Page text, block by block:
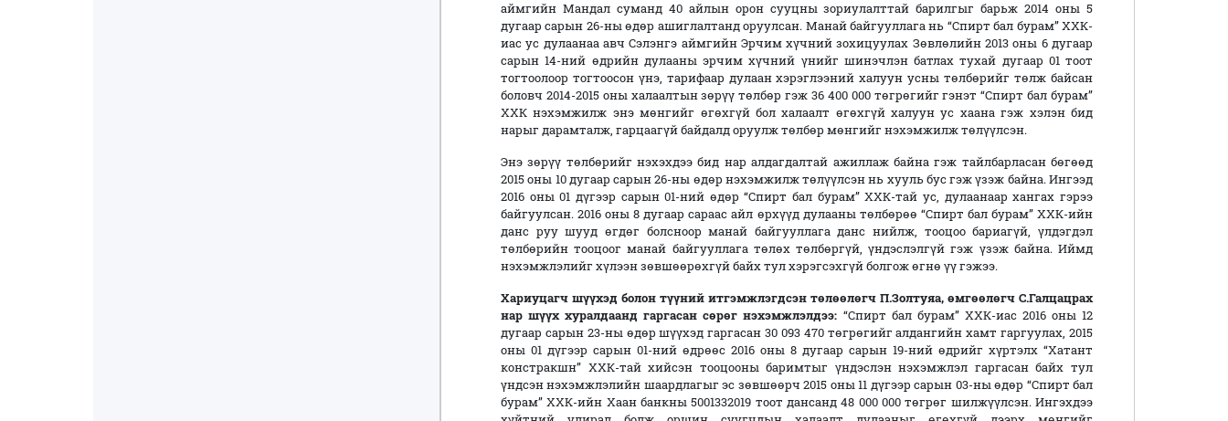
аймгийн Мандал суманд 40 айлын орон сууцны зориулалттай барилгыг барьж 2014 оны 5
дугаар сарын 26-ны өдөр ашиглалтанд оруулсан. Манай байгууллага нь “Спирт бал бурам” ХХК-
иас ус дулаанаа авч Сэлэнгэ аймгийн Эрчим хүчний зохицуулах Зөвлөлийн 2013 оны 6 дугаар
сарын 14-ний өдрийн дулааны эрчим хүчний үнийг шинэчлэн батлах тухай дугаар 01 тоот
тогтоолоор тогтоосон үнэ, тарифаар дулаан хэрэглээний халуун усны төлбөрийг төлж байсан
боловч 2014-2015 оны халаалтын зөрүү төлбөр гэж 36 400 000 төгрөгийг гэнэт “Спирт бал бурам”
ХХК нэхэмжилж энэ мөнгийг өгөхгүй бол халаалт өгөхгүй халуун ус хаана гэж хэлэн бид
нарыг дарамталж, гарцаагүй байдалд оруулж төлбөр мөнгийг нэхэмжилж төлүүлсэн.
Энэ зөрүү төлбөрийг нэхэхдээ бид нар алдагдалтай ажиллаж байна гэж тайлбарласан бөгөөд
2015 оны 10 дугаар сарын 26-ны өдөр нэхэмжилж төлүүлсэн нь хууль бус гэж үзэж байна. Ингээд
2016 оны 01 дүгээр сарын 01-ний өдөр “Спирт бал бурам” ХХК-тай ус, дулаанаар хангах гэрээ
байгуулсан. 2016 оны 8 дугаар сараас айл өрхүүд дулааны төлбөрөө “Спирт бал бурам” ХХК-ийн
данс руу шууд өгдөг болсноор манай байгууллага данс нийлж, тооцоо бариагүй, үлдэгдэл
төлбөрийн тооцоог манай байгууллага төлөх төлбөргүй, үндэслэлгүй гэж үзэж байна. Иймд
нэхэмжлэлийг хүлээн зөвшөөрөхгүй байх тул хэрэгсэхгүй болгож өгнө үү гэжээ.
Хариуцагч шүүхэд болон түүний итгэмжлэгдсэн төлөөлөгч П.Золтуяа, өмгөөлөгч С.Галцацрах
наршүүх хуралдаандгаргасансөрөг нэхэмжлэлдээ: “Спирт бал бурам” ХХК-иас 2016 оны 12
дугаар сарын 23-ны өдөр шүүхэд гаргасан 30 093 470 төгрөгийг алдангийн хамт гаргуулах, 2015
оны 01 дүгээр сарын 01-ний өдрөөс 2016 оны 8 дугаар сарын 19-ний өдрийг хүртэлх “Хатант
констракшн” ХХК-тай хийсэн тооцооны баримтыг үндэслэн нэхэмжлэл гаргасан байх тул
үндсэн нэхэмжлэлийн шаардлагыг эс зөвшөөрч 2015 оны 11 дүгээр сарын 03-ны өдөр “Спирт бал
бурам” ХХК-ийн Хаан банкны 5001332019 тоот дансанд 48 000 000 төгрөг шилжүүлсэн. Ингэхдээ